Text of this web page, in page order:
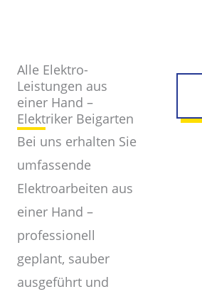
Alle Elektro-
Leistungen aus
einer Hand –
Elektriker Beigarten
Bei uns erhalten Sie
umfassende
Elektroarbeiten aus
einer Hand –
professionell
geplant, sauber
ausgeführt und